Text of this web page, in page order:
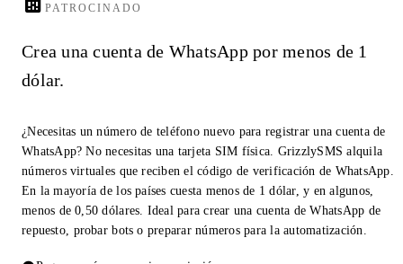
PATROCINADO
Crea una cuenta de WhatsApp por menos de 1
dólar.
¿Necesitas un número de teléfono nuevo para registrar una cuenta de
WhatsApp? No necesitas una tarjeta SIM física. GrizzlySMS alquila
números virtuales que reciben el código de verificación de WhatsApp.
En la mayoría de los países cuesta menos de 1 dólar, y en algunos,
menos de 0,50 dólares. Ideal para crear una cuenta de WhatsApp de
repuesto, probar bots o preparar números para la automatización.